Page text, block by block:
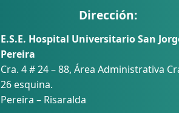
Dirección:
E.S.E. Hospital Universitario San
Pereira
Cra. 4 # 24 – 88, Área Administrativa
26 esquina.
Pereira – Risaralda